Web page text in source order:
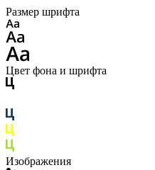
Размер шрифта
Цвет фона и шрифта
Изображения